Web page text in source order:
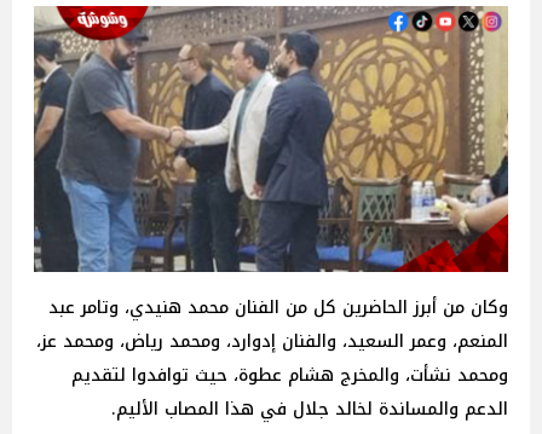
وكان من أبرز الحاضرين كل من الفنان محمد هنيدي، وتامر عبد
المنعم، وعمر السعيد، والفنان إدوارد، ومحمد رياض، ومحمد عز،
ومحمد نشأت، والمخرج هشام عطوة، حيث توافدوا لتقديم
الدعم والمساندة لخالد جلال في هذا المصاب الأليم.